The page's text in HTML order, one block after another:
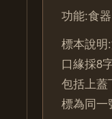
功能:食
標本說明
口緣採8
包括上蓋
標為同一